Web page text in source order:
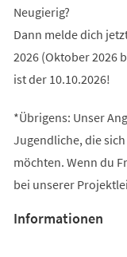
Neugierig?
Dann melde dich
2026 (Oktober 2026
ist der 10.10.2026!
*Übrigens: Unser
Jugendliche, die
möchten. Wenn du
bei unserer
Informationen